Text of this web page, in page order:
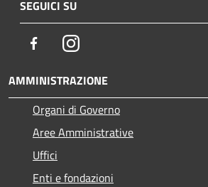
SEGUICI SU
FacebookInstagram
AMMINISTRAZIONE
Organi di Governo
Aree Amministrative
Uffici
Enti e fondazioni